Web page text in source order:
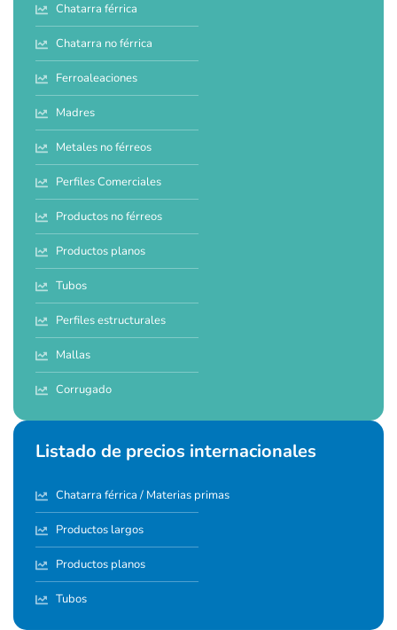
Chatarra férrica
Chatarra no férrica
Ferroaleaciones
Madres
Metales no férreos
Perfiles Comerciales
Productos no férreos
Productos planos
Tubos
Perfiles estructurales
Mallas
Corrugado
Listado de precios internacionales
Chatarra férrica / Materias primas
Productos largos
Productos planos
Tubos